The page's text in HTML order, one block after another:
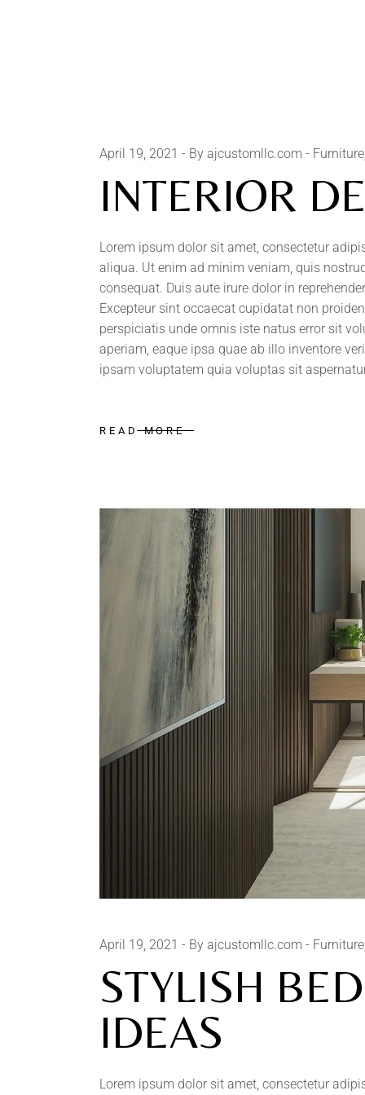
April 19, 2021 By ajcustomllc.com Furniture
INTERIOR
Lorem ipsum dolor sit amet, consectetur
aliqua. Ut enim ad minim veniam, quis
consequat. Duis aute irure dolor in
Excepteur sint occaecat cupidatat non
perspiciatis unde omnis iste natus error sit
aperiam, eaque ipsa quae ab illo inventore
ipsam voluptatem quia voluptas sit
READ MORE
April 19, 2021 By ajcustomllc.com Furniture
STYLISH
IDEAS
Lorem ipsum dolor sit amet, consectetur